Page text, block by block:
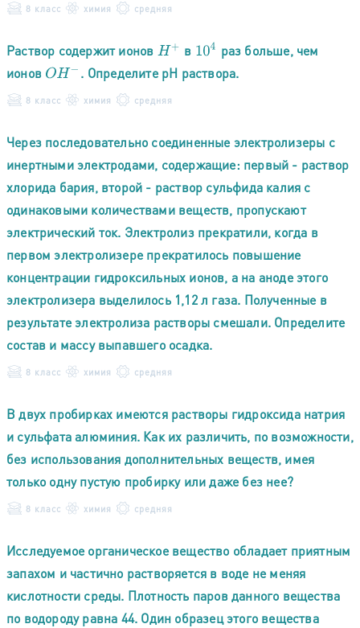
8 класс химия средняя
Раствор содержит ионов H+ в 104 раз больше, чем
ионов OH− . Определите рН раствора.
8 класс химия средняя
Через последовательно соединенные электролизеры с
инертными электродами, содержащие: первый - раствор
хлорида бария, второй - раствор сульфида калия с
одинаковыми количествами веществ, пропускают
электрический ток. Электролиз прекратили, когда в
первом электролизере прекратилось повышение
концентрации гидроксильных ионов, а на аноде этого
электролизера выделилось 1,12 л газа. Полученные в
результате электролиза растворы смешали. Определите
состав и массу выпавшего осадка.
8 класс химия средняя
В двух пробирках имеются растворы гидроксида натрия
и сульфата алюминия. Как их различить, по возможности,
без использования дополнительных веществ, имея
только одну пустую пробирку или даже без нее?
8 класс химия средняя
Исследуемое органическое вещество обладает приятным
запахом и частично растворяется в воде не меняя
кислотности среды. Плотность паров данного вещества
по водороду равна 44. Один образец этого вещества